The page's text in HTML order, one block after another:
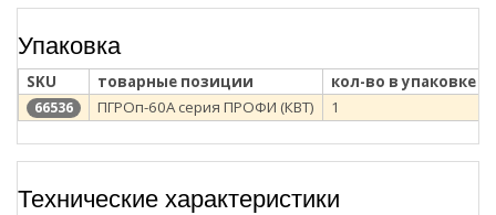
Упаковка
SKU товарные позиции кол-во в упаковке
66536 ПГРОп-60А серия ПРОФИ (КВТ) 1
Технические характеристики